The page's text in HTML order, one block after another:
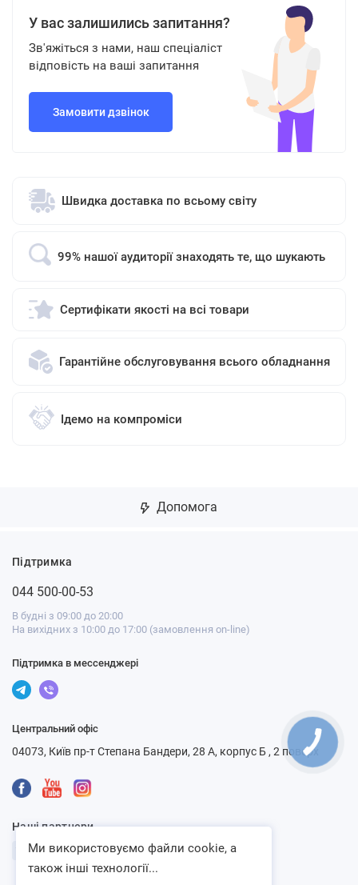
У вас залишились запитання?
Зв'яжіться з нами, наш спеціаліст
відповість на ваші запитання
Замовити дзвінок
Швидка доставка по всьому світу
99% нашої аудиторії знаходять те, що шукають
Сертифікати якості на всі товари
Гарантійне обслуговування всього обладнання
Ідемо на компроміси
Допомога
Підтримка
044 500-00-53
В будні з 09:00 до 20:00
На вихідних з 10:00 до 17:00 (замовлення on-line)
Підтримка в мессенджері
Центральний офіс
04073, Київ пр-т Степана Бандери, 28 А, корпус Б , 2 поверх
Наші партнери
Ми використовуємо файли cookie, а
також інші технології...